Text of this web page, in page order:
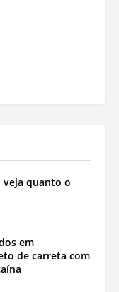
veja quanto o
em
de carreta com